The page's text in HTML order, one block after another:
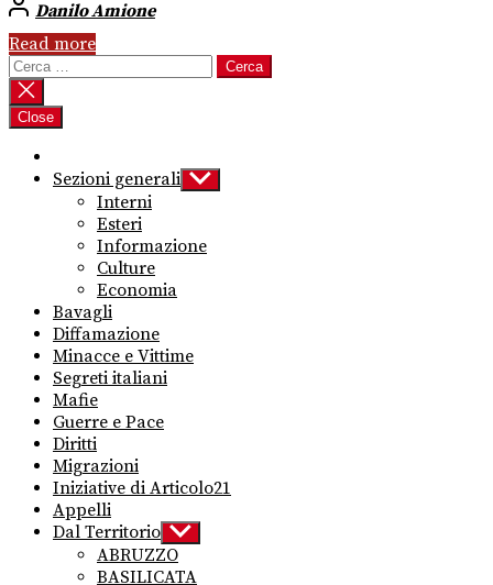
Danilo Amione
Read more
Ricerca
per:
Close
Sezioni generali Show
sub
Interni
Esteri
Informazione
Culture
Economia
Bavagli
Diffamazione
Minacce e Vittime
Segreti italiani
Mafie
Guerre e Pace
Diritti
Migrazioni
Iniziative di Articolo21
Appelli
Dal Territorio Show
sub
menu
ABRUZZO
BASILICATA